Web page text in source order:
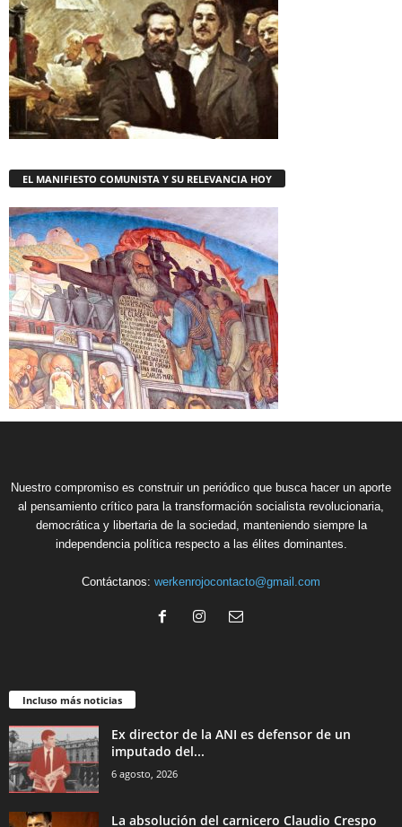
EL MANIFIESTO COMUNISTA Y SU RELEVANCIA HOY
Nuestro compromiso es construir un periódico que busca hacer un aporte
al pensamiento crítico para la transformación socialista revolucionaria,
democrática y libertaria de la sociedad, manteniendo siempre la
independencia política respecto a las élites dominantes.
Contáctanos: werkenrojocontacto@gmail.com
Incluso más noticias
Ex director de la ANI es defensor de un
imputado del...
6 agosto, 2026
La absolución del carnicero Claudio Crespo